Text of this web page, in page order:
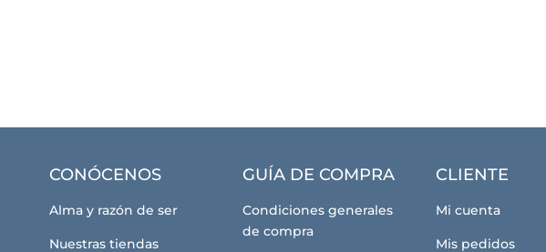
CONÓCENOS
Alma y razón de ser
Nuestras tiendas
GUÍA DE COMPRA
Condiciones generales
de compra
CLIENTE
Mi cuenta
Mis pedidos